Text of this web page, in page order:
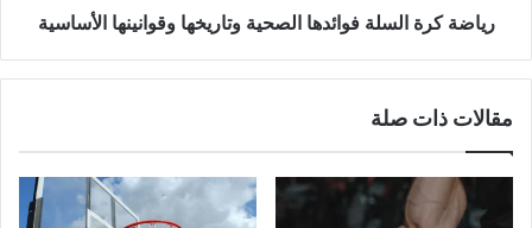
رياضة كرة السلة فوائدها الصحية وتاريخها وقوانينها الأساسية
مقالات ذات صلة